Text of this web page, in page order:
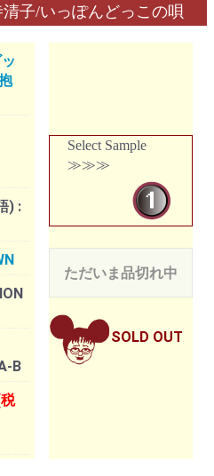
子/いっぽんどっこの唄
) :
B
Select Sample
≫≫≫
ただいま品切れ中
SOLD OUT